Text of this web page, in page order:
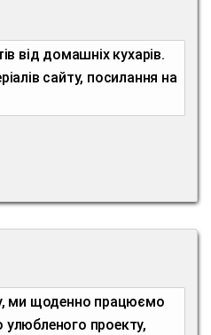
від домашніх кухарів.
сайту, посилання на
проекту,